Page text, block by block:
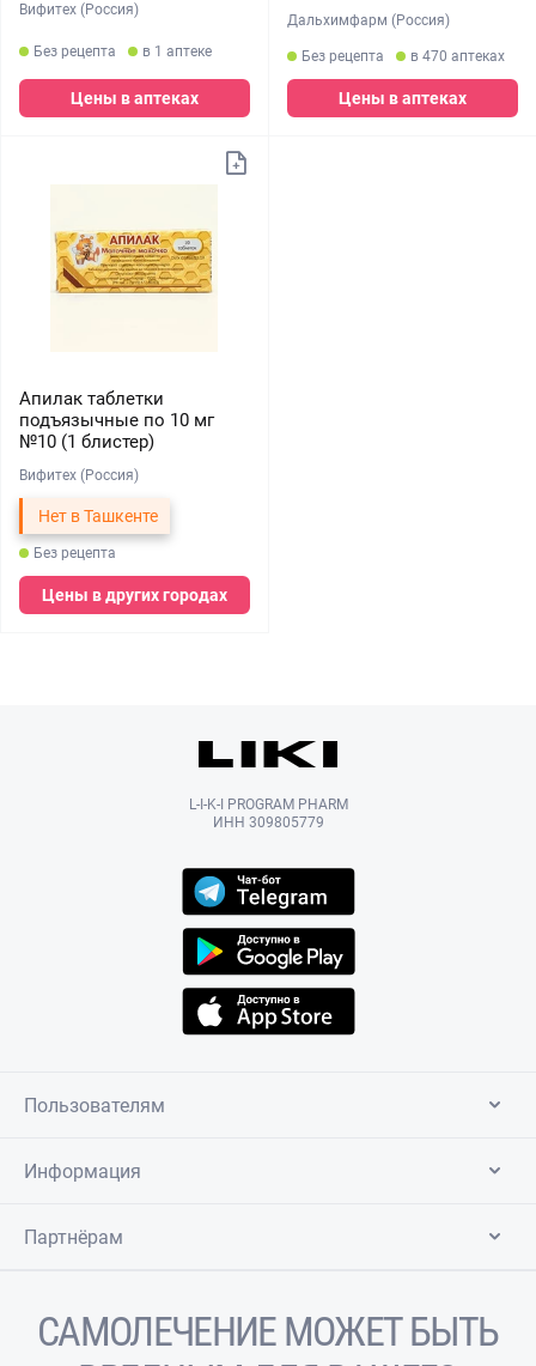
Вифитех (Россия)
Без рецепта в 1 аптеке
Цены в аптеках
Дальхимфарм (Россия)
Без рецепта в 470 аптеках
Цены в аптеках
Апилак таблетки
подъязычные по 10 мг
№10 (1 блистер)
Вифитех (Россия)
Нет в Ташкенте
Без рецепта
Цены в других городах
L-I-K-I PROGRAM PHARM
ИНН 309805779
Пользователям
Информация
Партнёрам
САМОЛЕЧЕНИЕ МОЖЕТ БЫТЬ